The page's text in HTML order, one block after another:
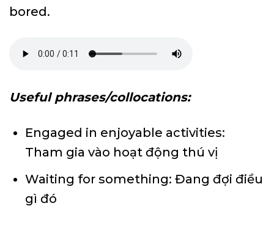
bored.
Useful phrases/collocations:
Engaged in enjoyable activities:
Tham gia vào hoạt động thú vị
Waiting for something: Đang đợi điều
gì đó